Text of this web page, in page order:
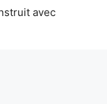
avec